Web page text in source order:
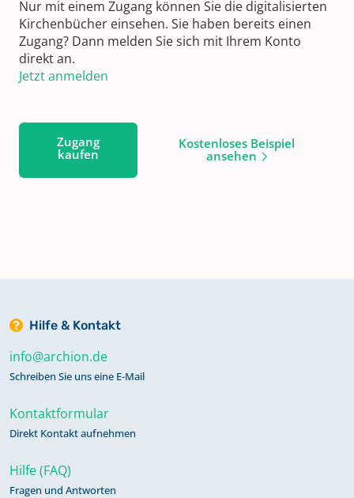
Nur mit einem Zugang können Sie die digitalisierten
Kirchenbücher einsehen. Sie haben bereits einen
Zugang? Dann melden Sie sich mit Ihrem Konto
direkt an.
Jetzt anmelden
Zugang
kaufen
Kostenloses Beispiel
ansehen
Hilfe & Kontakt
info@archion.de
Schreiben Sie uns eine E-Mail
Kontaktformular
Direkt Kontakt aufnehmen
Hilfe (FAQ)
Fragen und Antworten